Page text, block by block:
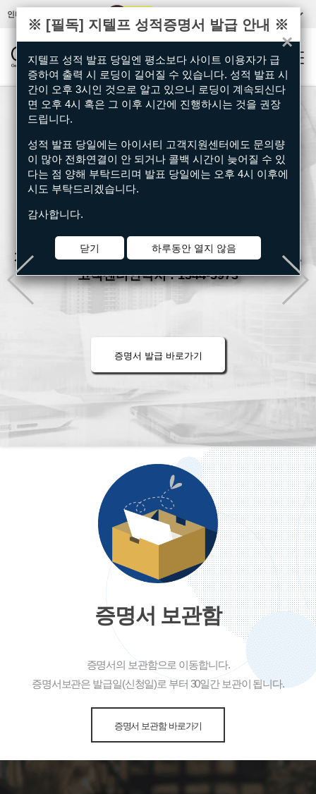
인터넷 증명서 발급센터
증명서 발급
언제 어디서나 24시간 이용 가능한 캠퍼스 생활의
편의와
개인정보 보호를 위해 아이서티가 함께 하겠습니다.
고객센터연락처 : 1544-5973
증명서 발급 바로가기
증명서 보관함
증명서의 보관함으로 이동합니다.
증명서보관은 발급일(신청일)로 부터 30일간 보관이 됩니다.
증명서 보관함 바로가기
※ [필독] 지텔프 성적증명서 발급 안내 ※
×
지텔프 성적 발표 당일엔 평소보다 사이트 이용자가 급
증하여 출력 시 로딩이 길어질 수 있습니다. 성적 발표 시
간이 오후 3시인 것으로 알고 있으니 로딩이 계속되신다
면 오후 4시 혹은 그 이후 시간에 진행하시는 것을 권장
드립니다.
성적 발표 당일에는 아이서티 고객지원센터에도 문의량
이 많아 전화연결이 안 되거나 콜백 시간이 늦어질 수 있
다는 점 양해 부탁드리며 발표 당일에는 오후 4시 이후에
시도 부탁드리겠습니다.
감사합니다.
닫기 하루동안 열지 않음